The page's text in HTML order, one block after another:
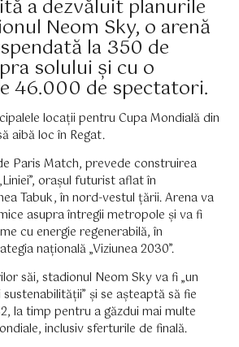
a dezvăluit planurile
Neom Sky, o arenă
la 350 de
solului și cu o
46.000 de spectatori.
locații pentru Cupa Mondială din
aibă loc în Regat.
Paris Match, prevede construirea
orașul futurist aflat în
Tabuk, în nord-vestul țării. Arena va
asupra întregii metropole și va fi
cu energie regenerabilă, în
națională „Viziunea 2030”.
săi, stadionul Neom Sky va fi „un
și se așteaptă să fie
la timp pentru a găzdui mai multe
inclusiv sferturile de finală.